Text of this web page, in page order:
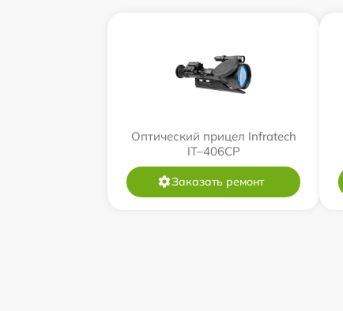
Оптический прицел Infratech
IT–406СP
Заказать ремонт